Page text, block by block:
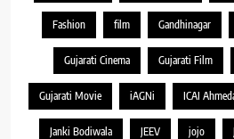
Fashion film Gandhinagar
Gujarati Cinema Gujarati Film
Gujarati Movie iAGNi ICAI
Janki Bodiwala JEEV jojo